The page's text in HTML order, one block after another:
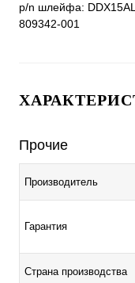
p/n шлейфа:
809342-001
Прочие
Производитель
Гарантия
Страна производства